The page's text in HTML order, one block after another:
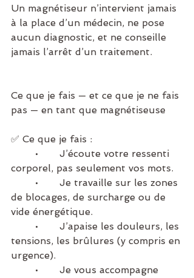
Un magnétiseur n’intervient jamais
à la place d’un médecin, ne pose
aucun diagnostic, et ne conseille
jamais l’arrêt d’un traitement.
Ce que je fais — et ce que je ne fais
pas — en tant que magnétiseuse
✅ Ce que je fais :
corporel, pas seulement vos mots.
de blocages, de surcharge ou de
vide énergétique.
tensions, les brûlures (y compris en
urgence).